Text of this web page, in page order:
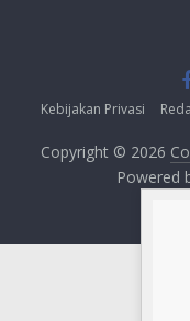
Kebijakan Privasi
Copyright © 2026
Powered